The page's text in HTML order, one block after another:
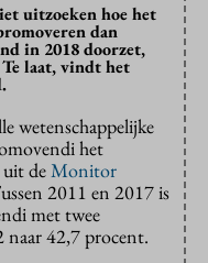
uitzoeken hoe het
dan
in 2018 doorzet,
Te laat, vindt het
wetenschappelijke
het
uit deMonitor
2011 en 2017 is
met twee
naar 42,7 procent.